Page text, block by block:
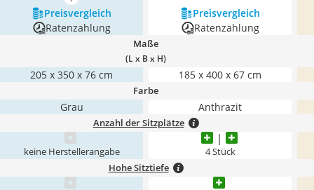
Preis­vergleich
Preis­vergleich
Ratenzahlung
Ratenzahlung
Maße
(L x B x H)
205 x 350 x 76 cm 185 x 400 x 67 cm
Farbe
Grau Anthrazit
Anzahl der Sitzplätze
keine Herstellerangabe 4 Stück
Hohe Sitztiefe